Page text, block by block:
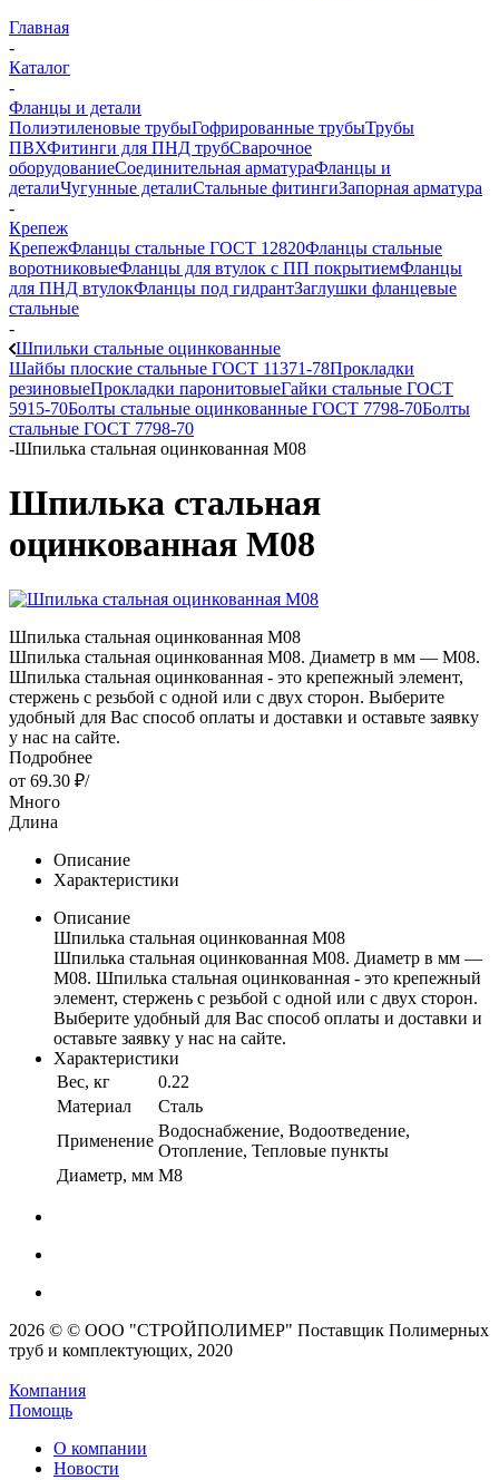
Главная
-
Каталог
-
Фланцы и детали
Полиэтиленовые трубыГофрированные трубыТрубы
ПВХФитинги для ПНД трубСварочное
оборудованиеСоединительная арматураФланцы и
деталиЧугунные деталиСтальные фитингиЗапорная арматура
-
Крепеж
КрепежФланцы стальные ГОСТ 12820Фланцы стальные
воротниковыеФланцы для втулок с ПП покрытиемФланцы
для ПНД втулокФланцы под гидрантЗаглушки фланцевые
стальные
-
Шпильки стальные оцинкованные
Шайбы плоские стальные ГОСТ 11371-78Прокладки
резиновыеПрокладки паронитовыеГайки стальные ГОСТ
5915-70Болты стальные оцинкованные ГОСТ 7798-70Болты
стальные ГОСТ 7798-70
-Шпилька стальная оцинкованная М08
Шпилька стальная
оцинкованная М08
Шпилька стальная оцинкованная М08
Шпилька стальная оцинкованная М08. Диаметр в мм — М08.
Шпилька стальная оцинкованная - это крепежный элемент,
стержень с резьбой с одной или с двух сторон. Выберите
удобный для Вас способ оплаты и доставки и оставьте заявку
у нас на сайте.
Подробнее
от 69.30 ₽/
Много
Длина
Описание
Характеристики
Описание
Шпилька стальная оцинкованная М08
Шпилька стальная оцинкованная М08. Диаметр в мм —
М08. Шпилька стальная оцинкованная - это крепежный
элемент, стержень с резьбой с одной или с двух сторон.
Выберите удобный для Вас способ оплаты и доставки и
оставьте заявку у нас на сайте.
Характеристики
Вес, кг
0.22
Материал
Сталь
Применение
Водоснабжение, Водоотведение,
Отопление, Тепловые пункты
Диаметр, мм M8
2026 © © ООО "СТРОЙПОЛИМЕР" Поставщик Полимерных
труб и комплектующих, 2020
Компания
Помощь
О компании
Новости